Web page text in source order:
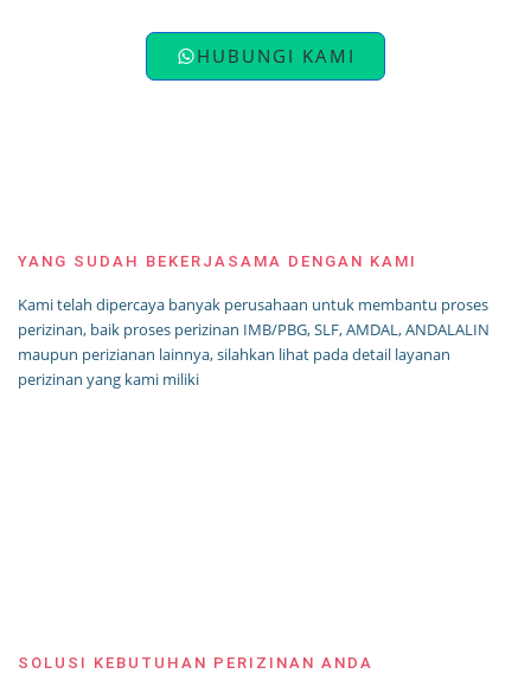
HUBUNGI KAMI
YANG SUDAH BEKERJASAMA DENGAN KAMI
Kami telah dipercaya banyak perusahaan untuk membantu proses
perizinan, baik proses perizinan IMB/PBG, SLF, AMDAL, ANDALALIN
maupun perizianan lainnya, silahkan lihat pada detail layanan
perizinan yang kami miliki
SOLUSI KEBUTUHAN PERIZINAN ANDA